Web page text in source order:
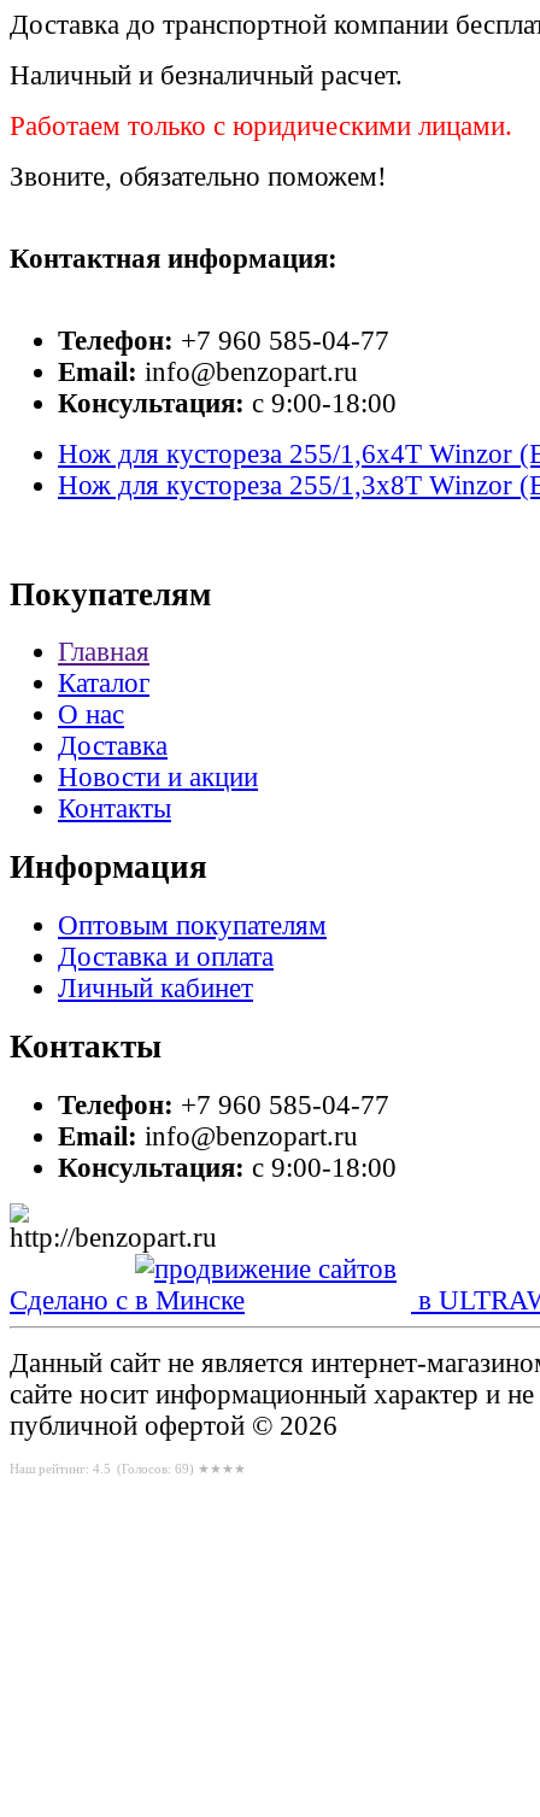
Доставка до транспортной компании
Наличный и безналичный расчет.
Работаем только с юридическими лицами.
Звоните, обязательно поможем!
Контактная информация:
Телефон: +7 960 585-04-77
Email: info@benzopart.ru
Консультация: с 9:00-18:00
Нож для кустореза 255/1,6x4T Winzor
Нож для кустореза 255/1,3x8T Winzor
Покупателям
Главная
Каталог
О нас
Доставка
Новости и акции
Контакты
Информация
Оптовым покупателям
Доставка и оплата
Личный кабинет
Контакты
Телефон: +7 960 585-04-77
Email: info@benzopart.ru
Консультация: с 9:00-18:00
Сделано с в
Данный сайт не является интернет-
сайте носит информационный характер и не
публичной офертой © 2026
Наш рейтинг: 4.5 (Голосов: 69) ★★★★